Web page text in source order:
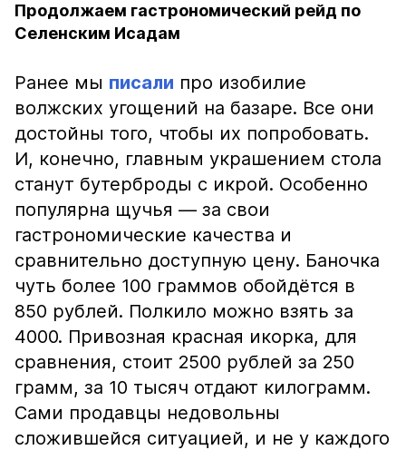
Продолжаем гастрономический рейд по
Селенским Исадам
Ранее мы писали про изобилие
волжских угощений на базаре. Все они
достойны того, чтобы их попробовать.
И, конечно, главным украшением стола
станут бутерброды с икрой. Особенно
популярна щучья — за свои
гастрономические качества и
сравнительно доступную цену. Баночка
чуть более 100 граммов обойдётся в
850 рублей. Полкило можно взять за
4000. Привозная красная икорка, для
сравнения, стоит 2500 рублей за 250
грамм, за 10 тысяч отдают килограмм.
Сами продавцы недовольны
сложившейся ситуацией, и не у каждого